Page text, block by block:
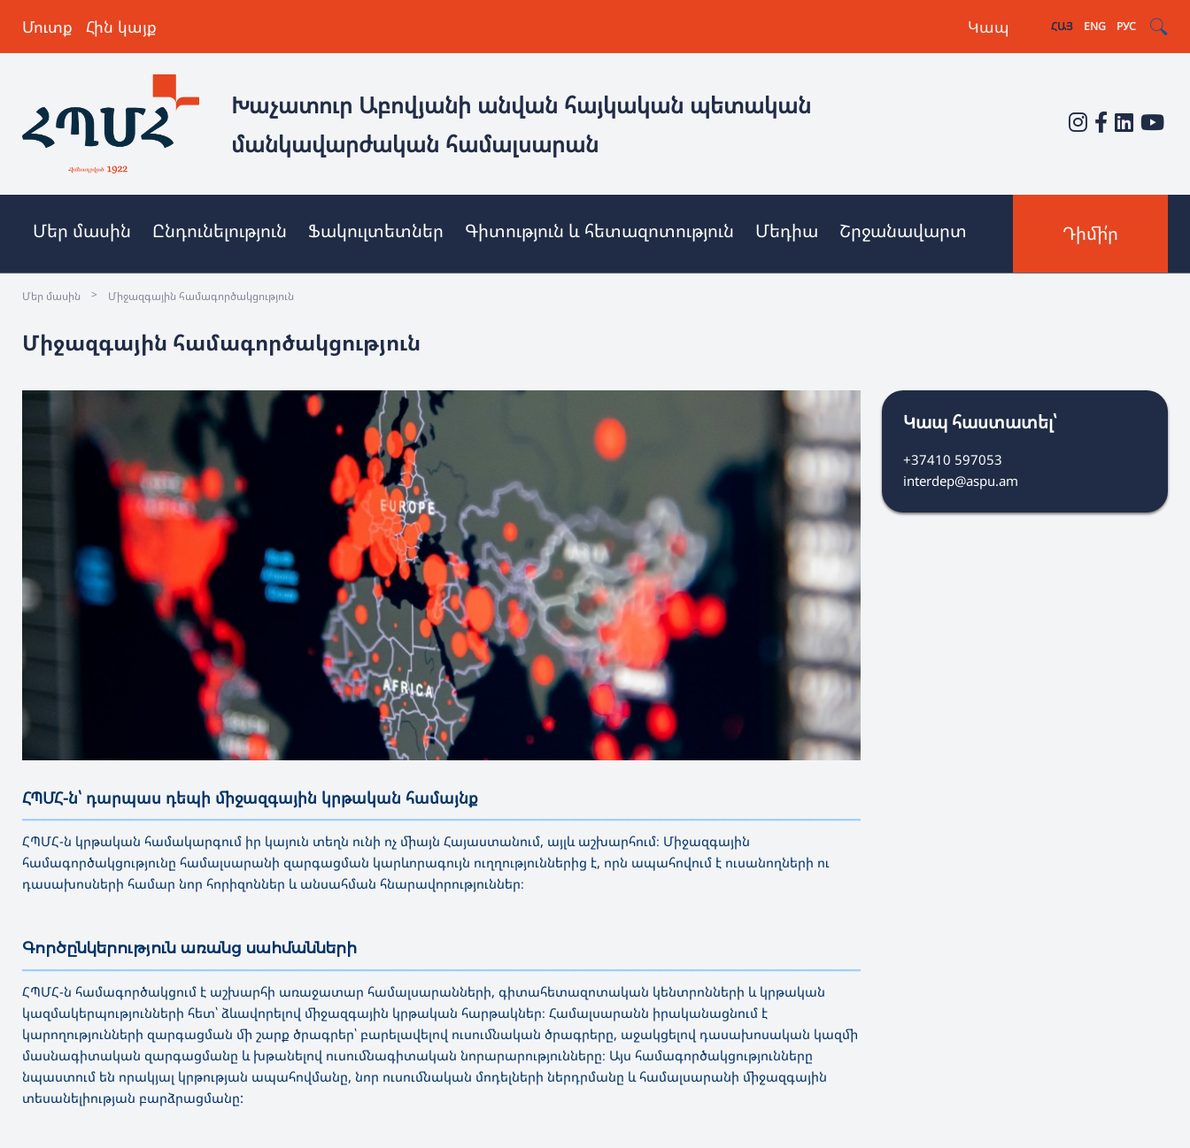
Մուտք Հին կայք Կապ ՀԱՅ ENG РУС
Խաչատուր Աբովյանի անվան հայկական պետական
մանկավարժական համալսարան
Մեր մասին Ընդունելություն Ֆակուլտետներ Գիտություն և հետազոտություն Մեդիա Շրջանավարտ Դիմի՛ր
Մեր մասին > Միջազգային համագործակցություն
Միջազգային համագործակցություն
ՀՊՄՀ-ն՝ դարպաս դեպի միջազգային կրթական համայնք
—————————————————————————————————————————————————————————————————————————————————
ՀՊՄՀ-ն կրթական համակարգում իր կայուն տեղն ունի ոչ միայն Հայաստանում, այլև աշխարհում։ Միջազգային
համագործակցությունը համալսարանի զարգացման կարևորագույն ուղղություններից է, որն ապահովում է ուսանողների ու
դասախոսների համար նոր հորիզոններ և անսահման հնարավորություններ։
Գործընկերություն առանց սահմանների
—————————————————————————————————————————————————————————————————————————————————
ՀՊՄՀ-ն համագործակցում է աշխարհի առաջատար համալսարանների, գիտահետազոտական կենտրոնների և կրթական
կազմակերպությունների հետ՝ ձևավորելով միջազգային կրթական հարթակներ։ Համալսարանն իրականացնում է
կարողությունների զարգացման մի շարք ծրագրեր՝ բարելավելով ուսումնական ծրագրերը, աջակցելով դասախոսական կազմի
մասնագիտական զարգացմանը և խթանելով ուսումնագիտական նորարարությունները։ Այս համագործակցությունները
նպաստում են որակյալ կրթության ապահովմանը, նոր ուսումնական մոդելների ներդրմանը և համալսարանի միջազգային
տեսանելիության բարձրացմանը:
Կապ հաստատել՝
+37410 597053
interdep@aspu.am